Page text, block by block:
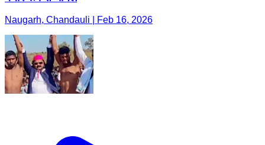
Naugarh, Chandauli | Feb 16, 2026